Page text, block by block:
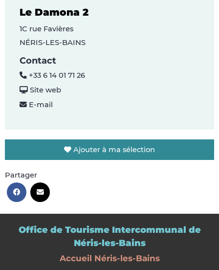
Le Damona 2
1C rue Favières
NÉRIS-LES-BAINS
Contact
+33 6 14 01 71 26
Site web
E-mail
Ajouter à ma sélection
Partager
Office de Tourisme Intercommunal de
Néris-les-Bains
Accueil Néris-les-Bains